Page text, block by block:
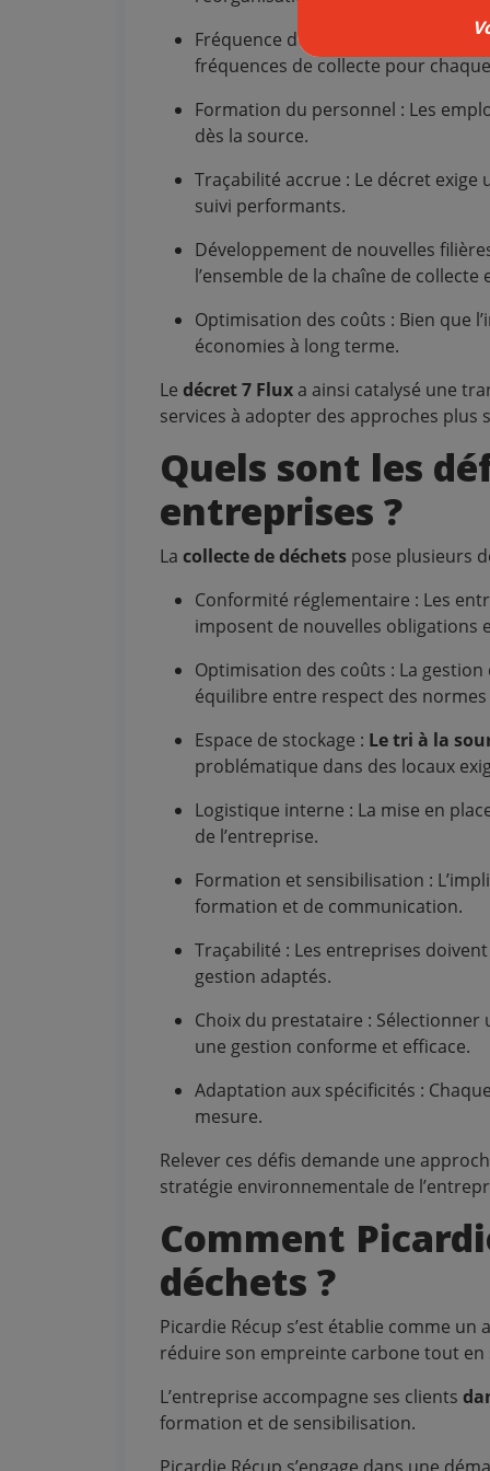
Fréquence de collecte adaptée :
fréquences de collecte pour
Formation du personnel : Les
dès la source.
Traçabilité accrue : Le décret
suivi performants.
Développement de nouvelles
l’ensemble de la chaîne de
Optimisation des coûts : Bien que
économies à long terme.
Le décret 7 Flux a ainsi catalysé une
services à adopter des approches plus
Quels sont les
entreprises ?
La collecte de déchets pose plusieurs
Conformité réglementaire : Les
imposent de nouvelles obligations
Optimisation des coûts : La
équilibre entre respect des
Espace de stockage : Le tri à la
problématique dans des locaux
Logistique interne : La mise en
de l’entreprise.
Formation et sensibilisation :
formation et de communication.
Traçabilité : Les entreprises
gestion adaptés.
Choix du prestataire : Sélectionner
une gestion conforme et efficace.
Adaptation aux spécificités :
mesure.
Relever ces défis demande une
stratégie environnementale de
Comment
déchets ?
Picardie Récup s’est établie comme un
réduire son empreinte carbone tout en
L’entreprise accompagne ses clients
formation et de sensibilisation.